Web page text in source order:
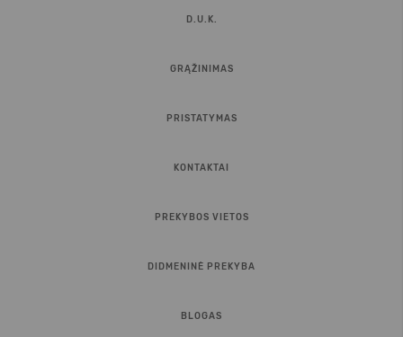
D.U.K.
GRĄŽINIMAS
PRISTATYMAS
KONTAKTAI
PREKYBOS VIETOS
DIDMENINĖ PREKYBA
BLOGAS